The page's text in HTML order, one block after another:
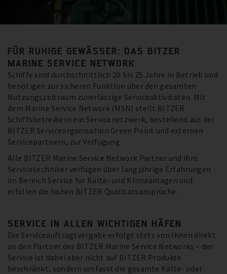
FÜR RUHIGE GEWÄSSER: DAS BITZER
MARINE SERVICE NETWORK
Schiffe sind durchschnittlich 20 bis 25 Jahre in Betrieb und
benötigen zur sicheren Funktion über den gesamten
Nutzungszeitraum zuverlässige Serviceaktivitäten. Mit
dem Marine Service Network (MSN) stellt BITZER
Schiffsbetreibern ein Servicenetzwerk, bestehend aus der
BITZER Serviceorganisation Green Point und externen
Servicepartnern, zur Verfügung.
Alle BITZER Marine Service Network Partner und ihre
Servicetechniker verfügen über langjährige Erfahrungen
im Bereich Service für Kälte- und Klimaanlagen und
erfüllen die hohen BITZER Qualitätsansprüche.
SERVICE IN ALLEN WICHTIGEN HÄFEN
Die Serviceauftragsvergabe erfolgt stets von Ihnen direkt
an den Partner des BITZER Marine Service Networks – der
Service ist dabei aber nicht auf BITZER Produkte
beschränkt, sondern umfasst die gesamte Kälte- oder